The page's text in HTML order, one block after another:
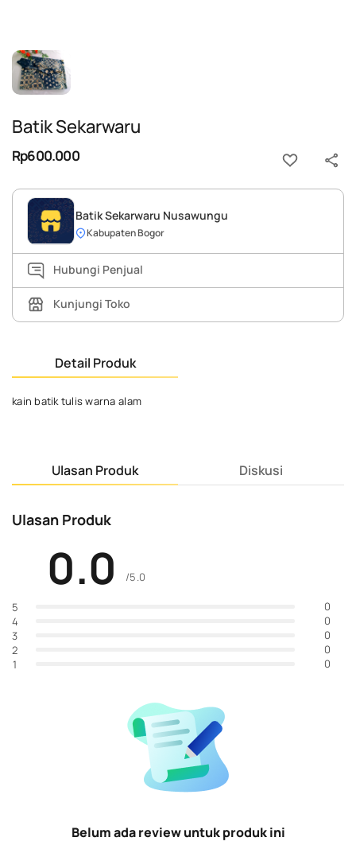
Batik Sekarwaru
Rp600.000
Batik Sekarwaru Nusawungu
Kabupaten Bogor
Hubungi Penjual
Kunjungi Toko
Detail Produk
kain batik tulis warna alam
Ulasan Produk Diskusi
Ulasan Produk
0.0 /5.0
5
0
4
0
3
0
2
0
1
0
Belum ada review untuk produk ini